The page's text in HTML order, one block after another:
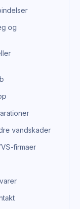
og
vandskader
firmaer